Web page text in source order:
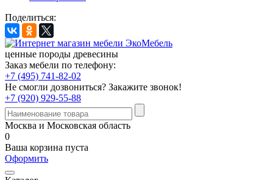
Поделиться:
ценные породы древесины
Заказ мебели по телефону:
+7 (495) 741-82-02
Не смогли дозвониться? Закажите звонок!
+7 (920) 929-55-88
Москва и Московская область
0
Ваша корзина пуста
Оформить